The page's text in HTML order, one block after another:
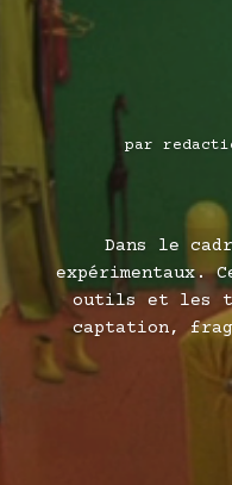
par
Dans le
expérimentaux.
outils et les
captation,